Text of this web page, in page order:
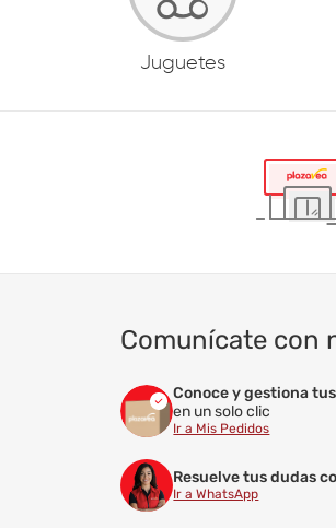
Juguetes
Comunícate con
Conoce y gestiona
en un solo clic
Ir a Mis Pedidos
Resuelve tus dudas
Ir a WhatsApp